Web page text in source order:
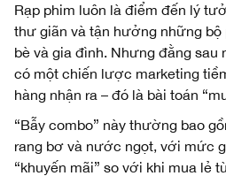
Rạp phim luôn là điểm đến lý
thư giãn và tận hưởng những bộ
bè và gia đình. Nhưng đằng sau
có một chiến lược marketing
hàng nhận ra – đó là bài toán
“Bẫy combo” này thường bao
rang bơ và nước ngọt, với mức
“khuyến mãi” so với khi mua lẻ